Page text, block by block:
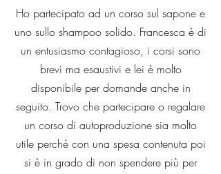
Ho partecipato ad un corso sul sapone e
uno sullo shampoo solido. Francesca è di
un entusiasmo contagioso, i corsi sono
brevi ma esaustivi e lei è molto
disponibile per domande anche in
seguito. Trovo che partecipare o regalare
un corso di autoproduzione sia molto
utile perché con una spesa contenuta poi
si è in grado di non spendere più per